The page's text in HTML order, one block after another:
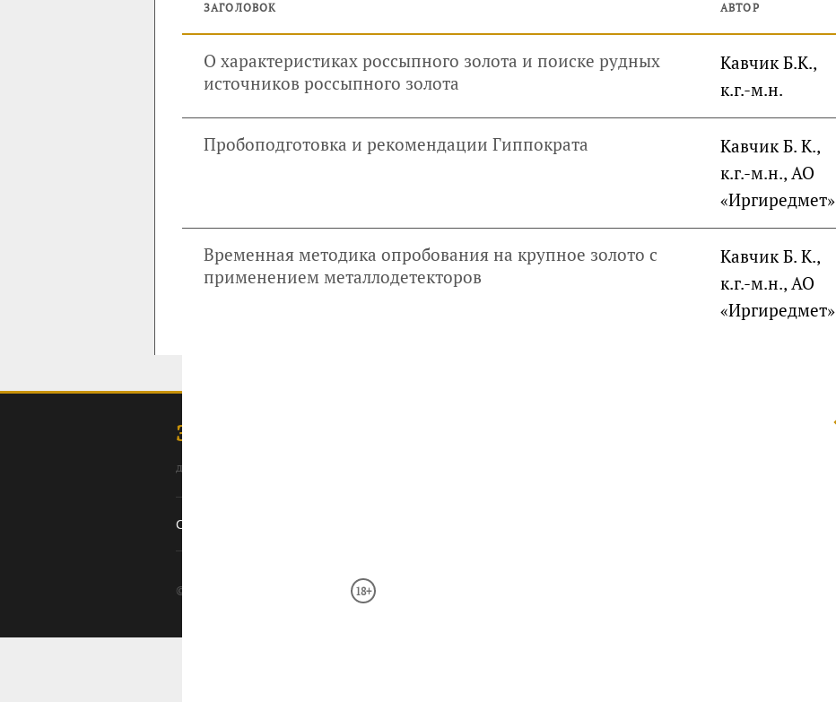
ЗАГОЛОВОК АВТОР
О характеристиках россыпного золота и поиске рудных
источников россыпного золота
Кавчик Б.К.,
к.г.-м.н.
Пробоподготовка и рекомендации Гиппократа
Кавчик Б. К.,
к.г.-м.н., АО
«Иргиредмет»
Временная методика опробования на крупное золото с
применением металлодетекторов
Кавчик Б. К.,
к.г.-м.н., АО
«Иргиредмет»
ЗОЛОТОДОБЫЧА
для профессионалов: специалистов, руководителей, инвесторов
Содержание
© 2008–2026 Золотодобыча · 18+ · При использовании материалов гиперссылка обязательна.